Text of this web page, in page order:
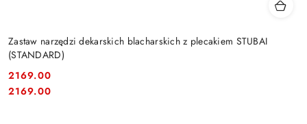
Zastaw narzędzi dekarskich blacharskich z plecakiem STUBAI
(STANDARD)
Cena:
2169.00
Cena:
2169.00